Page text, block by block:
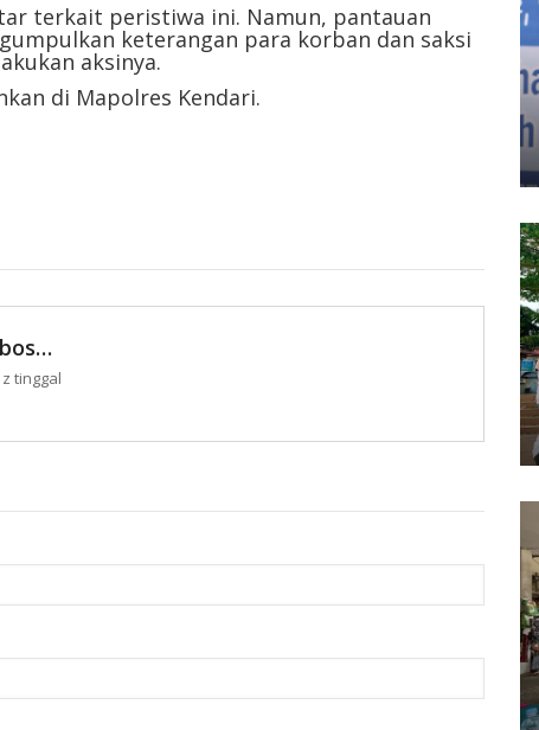
terkait peristiwa ini. Namun, pantauan
keterangan para korban dan saksi
aksinya.
di Mapolres Kendari.
tinggal